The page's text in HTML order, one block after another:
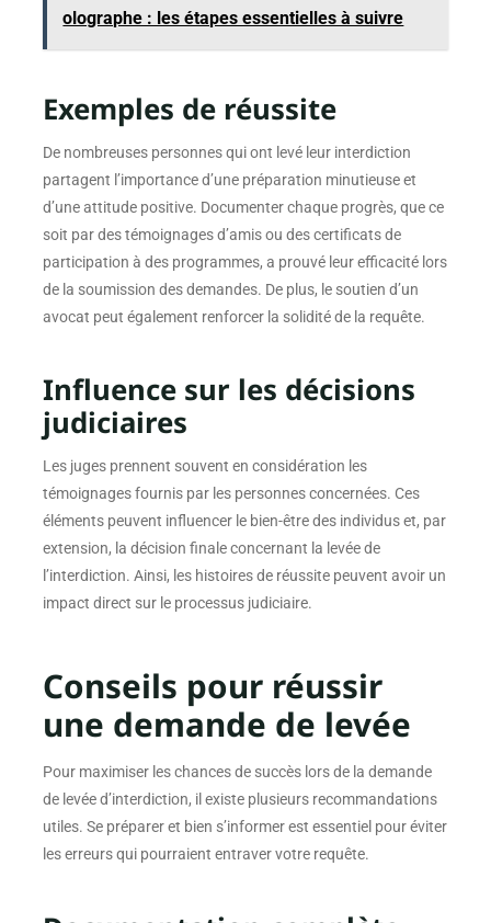
olographe : les étapes essentielles à suivre
Exemples de réussite
De nombreuses personnes qui ont levé leur interdiction
partagent l’importance d’une préparation minutieuse et
d’une attitude positive. Documenter chaque progrès, que ce
soit par des témoignages d’amis ou des certificats de
participation à des programmes, a prouvé leur efficacité lors
de la soumission des demandes. De plus, le soutien d’un
avocat peut également renforcer la solidité de la requête.
Influence sur les décisions
judiciaires
Les juges prennent souvent en considération les
témoignages fournis par les personnes concernées. Ces
éléments peuvent influencer le bien-être des individus et, par
extension, la décision finale concernant la levée de
l’interdiction. Ainsi, les histoires de réussite peuvent avoir un
impact direct sur le processus judiciaire.
Conseils pour réussir
une demande de levée
Pour maximiser les chances de succès lors de la demande
de levée d’interdiction, il existe plusieurs recommandations
utiles. Se préparer et bien s’informer est essentiel pour éviter
les erreurs qui pourraient entraver votre requête.